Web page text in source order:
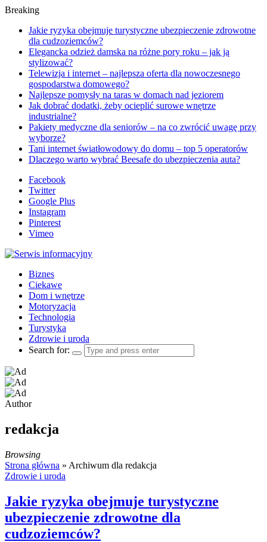
Breaking
Jakie ryzyka obejmuje turystyczne ubezpieczenie zdrowotne
dla cudzoziemców?
Elegancka odzież damska na różne pory roku – jak ją
stylizować?
Telewizja i internet – najlepsza oferta dla nowoczesnego
gospodarstwa domowego?
Najlepsze pomysły na taras w domach nad jeziorem
Jak dobrać dodatki, żeby ocieplić surowe wnętrze
industrialne?
Pakiety medyczne dla seniorów – na co zwrócić uwagę przy
wyborze?
Tani internet światłowodowy do domu – top 5 operatorów
Dlaczego warto wybrać Beesafe do ubezpieczenia auta?
Facebook
Twitter
Google Plus
Instagram
Pinterest
Vimeo
Biznes
Ciekawe
Dom i wnętrze
Motoryzacja
Technologia
Turystyka
Zdrowie i uroda
Search for:
Author
redakcja
Browsing
Strona główna » Archiwum dla redakcja
Zdrowie i uroda
Jakie ryzyka obejmuje turystyczne
ubezpieczenie zdrowotne dla
cudzoziemców?